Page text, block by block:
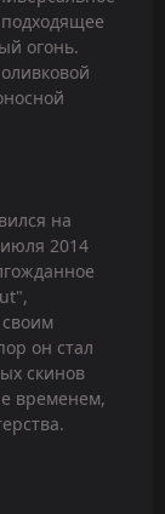
огонь.
на
2014
он стал
скинов
временем,